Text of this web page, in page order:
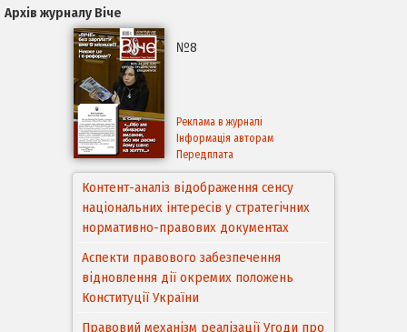
Архів журналу Віче
№8
Реклама в журналі
Інформація авторам
Передплата
Контент-аналіз відображення сенсу
національних інтересів у стратегічних
нормативно-правових документах
Аспекти правового забезпечення
відновлення дії окремих положень
Правовий механізм реалізації Угоди про
асоціацію між Україною та
Європейським Cоюзом